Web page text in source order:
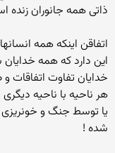
ذاتی همه جانوران
اتفاقن اینکه همه
این دارد که همه
خدایان تفاوت
هر ناحیه با ناحیه
یا توسط جنگ و
شده !